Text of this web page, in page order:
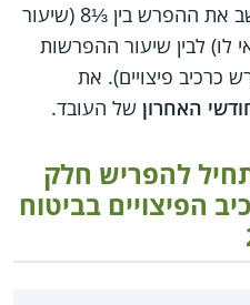
ההפרשות), ולאחר מכן לחשב את ההפרש בין ⅓8 (שיעור
לו) לבין שיעור ההפרשות
כרכיב פיצויים). את
האחרון של העובד.
מתחיל להפריש חלק
הפיצויים בביטוח